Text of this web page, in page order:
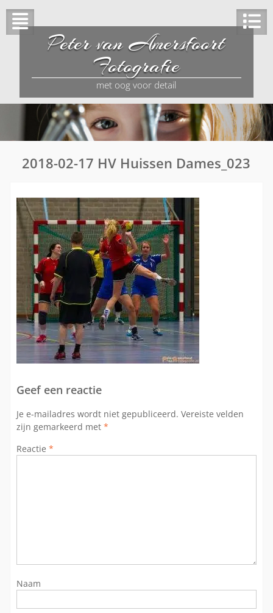
Peter van Amersfoort
Fotografie
met oog voor detail
2018-02-17 HV Huissen Dames_023
Geef een reactie
Je e-mailadres wordt niet gepubliceerd. Vereiste velden
zijn gemarkeerd met *
Reactie *
Naam